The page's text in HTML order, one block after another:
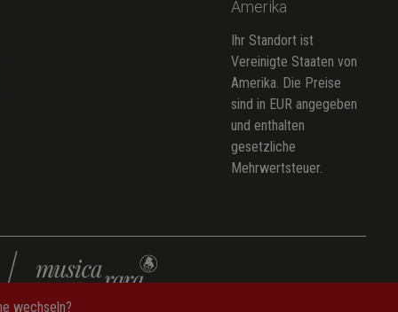
Amerika
Ihr Standort ist
Vereinigte Staaten von
Amerika. Die Preise
sind in EUR angegeben
und enthalten
gesetzliche
Mehrwertsteuer.
wechseln?